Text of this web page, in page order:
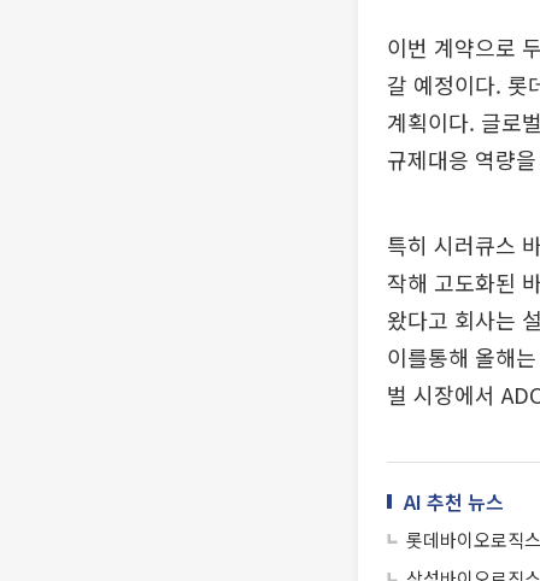
이번 계약으로
갈 예정이다. 롯
계획이다. 글로
규제대응 역량
특히 시러큐스
작해 고도화된
왔다고 회사는
이를통해 올해
벌 시장에서
AI 추천 뉴스
롯데바이오로직